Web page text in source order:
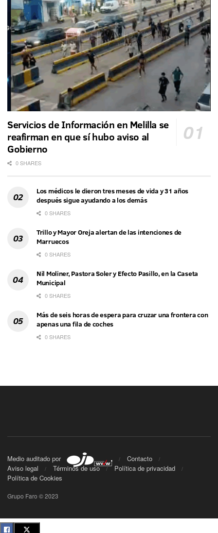
Servicios de Información en Melilla se
reafirman en que sí hubo aviso al
Gobierno
0 SHARES
Los médicos le dieron tres meses de vida y 31 años
después sigue ayudando a los demás
0 SHARES
Trillo y Mayor Oreja alertan de las intenciones de
Marruecos
0 SHARES
Nil Moliner, Pastora Soler y Efecto Pasillo, en la Caseta
Municipal
0 SHARES
Más de seis horas de espera para cruzar una frontera con
apenas una fila de coches
0 SHARES
Medio auditado por
Contacto
Aviso legal
Términos de uso
Política de privacidad
Política de Cookies
Grupo Faro © 2023